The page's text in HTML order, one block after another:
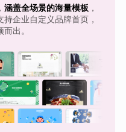
涵盖全场景的海量模板 ，
企业自定义品牌首页，
出。